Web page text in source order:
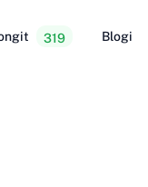
319 Blogi